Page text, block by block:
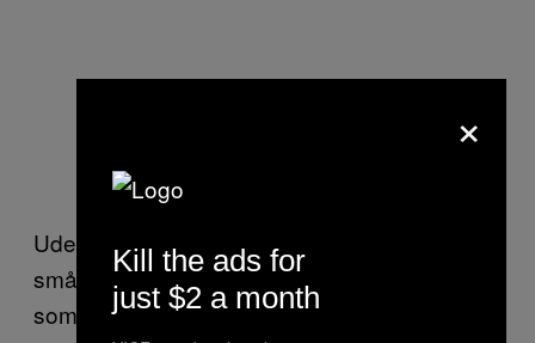
Ude i køkkenet er han i gang med at anrette
små stykker sandart dyppet i rødbedemiso,
som han forsigtigt placerer på bakken
×
Kill the ads for
just $2 a month